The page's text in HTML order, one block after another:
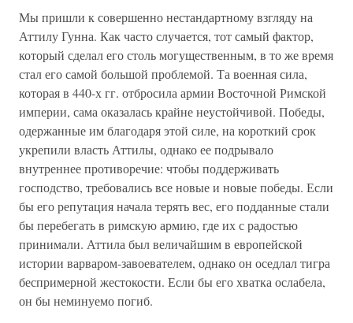
Мы пришли к совершенно нестандартному взгляду на
Аттилу Гунна. Как часто случается, тот самый фактор,
который сделал его столь могущественным, в то же время
стал его самой большой проблемой. Та военная сила,
которая в 440-х гг. отбросила армии Восточной Римской
империи, сама оказалась крайне неустойчивой. Победы,
одержанные им благодаря этой силе, на короткий срок
укрепили власть Аттилы, однако ее подрывало
внутреннее противоречие: чтобы поддерживать
господство, требовались все новые и новые победы. Если
бы его репутация начала терять вес, его подданные стали
бы перебегать в римскую армию, где их с радостью
принимали. Аттила был величайшим в европейской
истории варваром-завоевателем, однако он оседлал тигра
беспримерной жестокости. Если бы его хватка ослабела,
он бы неминуемо погиб.